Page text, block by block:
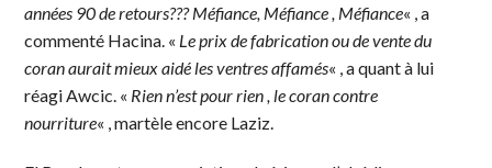
années 90 de retours??? Méfiance, Méfiance , Méfiance« , a
commenté Hacina. « Le prix de fabrication ou de vente du
coran aurait mieux aidé les ventres affamés« , a quant à lui
réagi Awcic. « Rien n’est pour rien , le coran contre
nourriture« , martèle encore Laziz.